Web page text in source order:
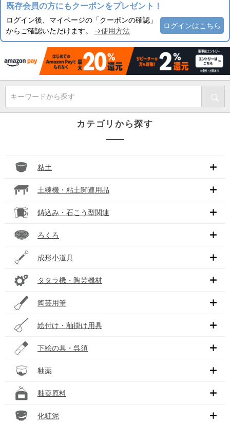
既存会員の方にもクーポンをプレゼント！
ログイン後、マイページの「クーポンの確認」
からご確認いただけます。 →使用方法
ログインはこちら
キーワードから探す
カテゴリから探す
粘土
土練機・粘土関連用品
鋳込み・石こう型関連
ろくろ
成形小道具
タタラ機・陶芸機材
陶芸用筆
絵付け・釉掛け用具
下絵の具・呉須
釉薬
釉薬原料
化粧泥